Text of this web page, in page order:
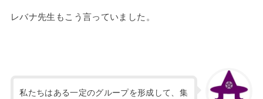
レバナ先生もこう言っていました。
私たちはある一定のグループを形成して、集